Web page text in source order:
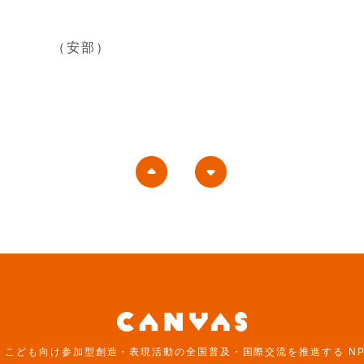
（安部）
ども向け参加型創造・表現活動の全国普及・国際交流を推進する